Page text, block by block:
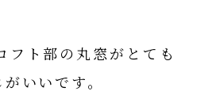
フト部の丸窓がとても
いいです。